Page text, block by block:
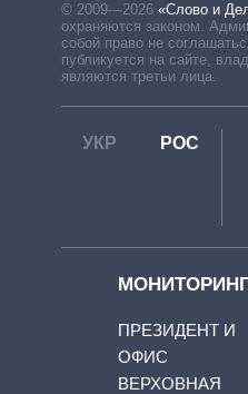
© 2009—2026 «Слово и
охраняются законом.
собой право не
публикуется на сайте,
являются третьи лица.
УКР РОС
ПРЕЗИДЕНТ И
ОФИС
ВЕРХОВНАЯ